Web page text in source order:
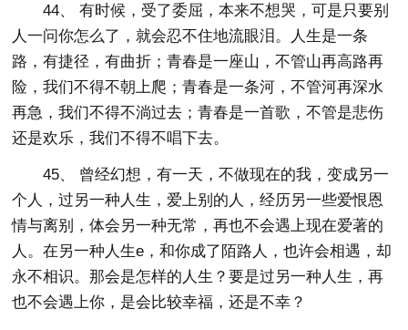
44、 有时候，受了委屈，本来不想哭，可是只要别
人一问你怎么了，就会忍不住地流眼泪。人生是一条
路，有捷径，有曲折；青春是一座山，不管山再高路再
险，我们不得不朝上爬；青春是一条河，不管河再深水
再急，我们不得不淌过去；青春是一首歌，不管是悲伤
还是欢乐，我们不得不唱下去。
45、 曾经幻想，有一天，不做现在的我，变成另一
个人，过另一种人生，爱上别的人，经历另一些爱恨恩
情与离别，体会另一种无常，再也不会遇上现在爱著的
人。在另一种人生e，和你成了陌路人，也许会相遇，却
永不相识。那会是怎样的人生？要是过另一种人生，再
也不会遇上你，是会比较幸福，还是不幸？